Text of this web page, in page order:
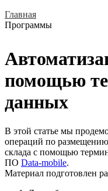
Главная
Программы
помощью
данных
В этой статье мы
операций по размещению
склада с помощью
ПО Data-mobile.
Материал подготовлен